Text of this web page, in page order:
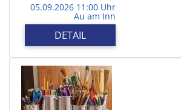
05.09.2026 11:00 Uhr
Au am Inn
DETAIL